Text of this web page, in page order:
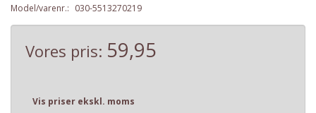
Model/varenr.: 030-5513270219
Vores pris: 59,95
Vis priser ekskl. moms